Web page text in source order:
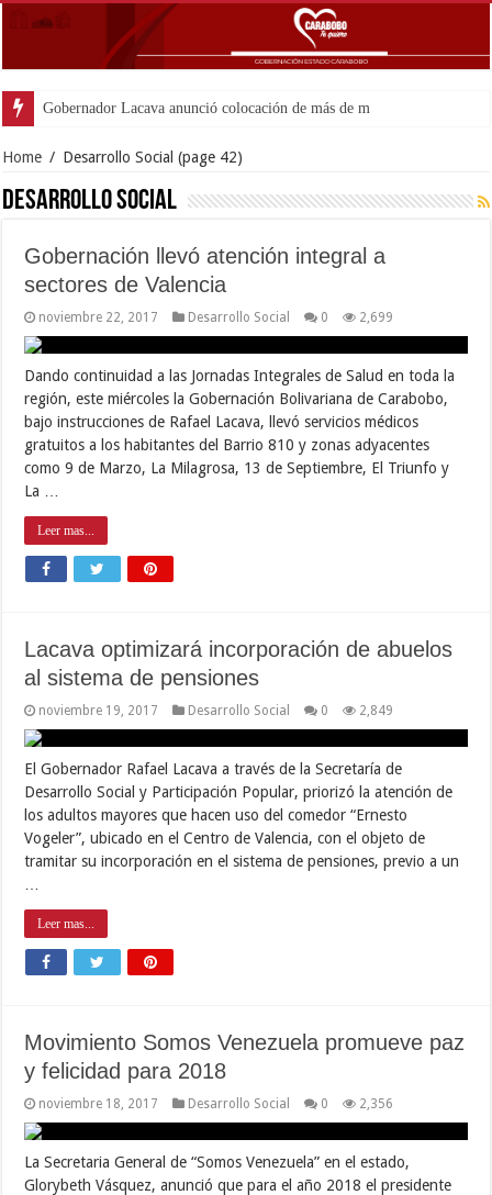
Gobernador Lacava anunció colocación de más de mil 500 tonela
Home / Desarrollo Social (page 42)
Desarrollo Social
Gobernación llevó atención integral a
sectores de Valencia
noviembre 22, 2017 Desarrollo Social 0 2,699
Dando continuidad a las Jornadas Integrales de Salud en toda la
región, este miércoles la Gobernación Bolivariana de Carabobo,
bajo instrucciones de Rafael Lacava, llevó servicios médicos
gratuitos a los habitantes del Barrio 810 y zonas adyacentes
como 9 de Marzo, La Milagrosa, 13 de Septiembre, El Triunfo y
La …
Leer mas...
Lacava optimizará incorporación de abuelos
al sistema de pensiones
noviembre 19, 2017 Desarrollo Social 0 2,849
El Gobernador Rafael Lacava a través de la Secretaría de
Desarrollo Social y Participación Popular, priorizó la atención de
los adultos mayores que hacen uso del comedor “Ernesto
Vogeler”, ubicado en el Centro de Valencia, con el objeto de
tramitar su incorporación en el sistema de pensiones, previo a un
Leer mas...
Movimiento Somos Venezuela promueve paz
y felicidad para 2018
noviembre 18, 2017 Desarrollo Social 0 2,356
La Secretaria General de “Somos Venezuela” en el estado,
Glorybeth Vásquez, anunció que para el año 2018 el presidente